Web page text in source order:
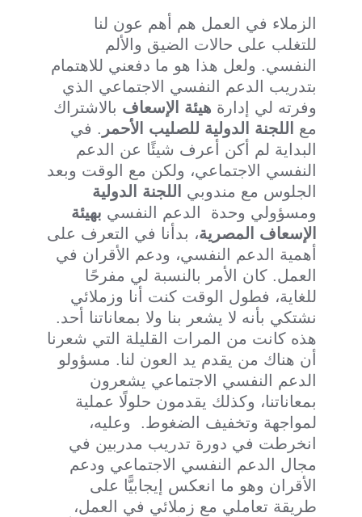
الزملاء في العمل هم أهم عون لنا
للتغلب على حالات الضيق والألم
النفسي. ولعل هذا هو ما دفعني للاهتمام
بتدريب الدعم النفسي الاجتماعي الذي
وفرته لي إدارة هيئة الإسعاف بالاشتراك
مع
اللجنة الدولية للصليب الأحمر . في
البداية لم أكن أعرف شيئًا عن الدعم
النفسي الاجتماعي، ولكن مع الوقت وبعد
الجلوس مع مندوبي
اللجنة الدولية
ومسؤولي وحدة الدعم النفسي بهيئة
الإسعاف المصرية، بدأنا في التعرف على
أهمية الدعم النفسي، ودعم الأقران في
العمل. كان الأمر بالنسبة لي مفرحًا
للغاية، فطول الوقت كنت أنا وزملائي
نشتكي بأنه لا يشعر بنا ولا بمعاناتنا أحد.
هذه كانت من المرات القليلة التي شعرنا
أن هناك من يقدم يد العون لنا. مسؤولو
الدعم النفسي الاجتماعي يشعرون
بمعاناتنا، وكذلك يقدمون حلولًا عملية
لمواجهة وتخفيف الضغوط. وعليه،
انخرطت في دورة تدريب مدربين في
مجال الدعم النفسي الاجتماعي ودعم
الأقران وهو ما انعكس إيجابيًّا على
طريقة تعاملي مع زملائي في العمل،